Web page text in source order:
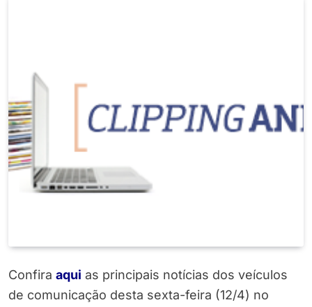
Confira aqui as principais notícias dos veículos
de comunicação desta sexta-feira (12/4) no